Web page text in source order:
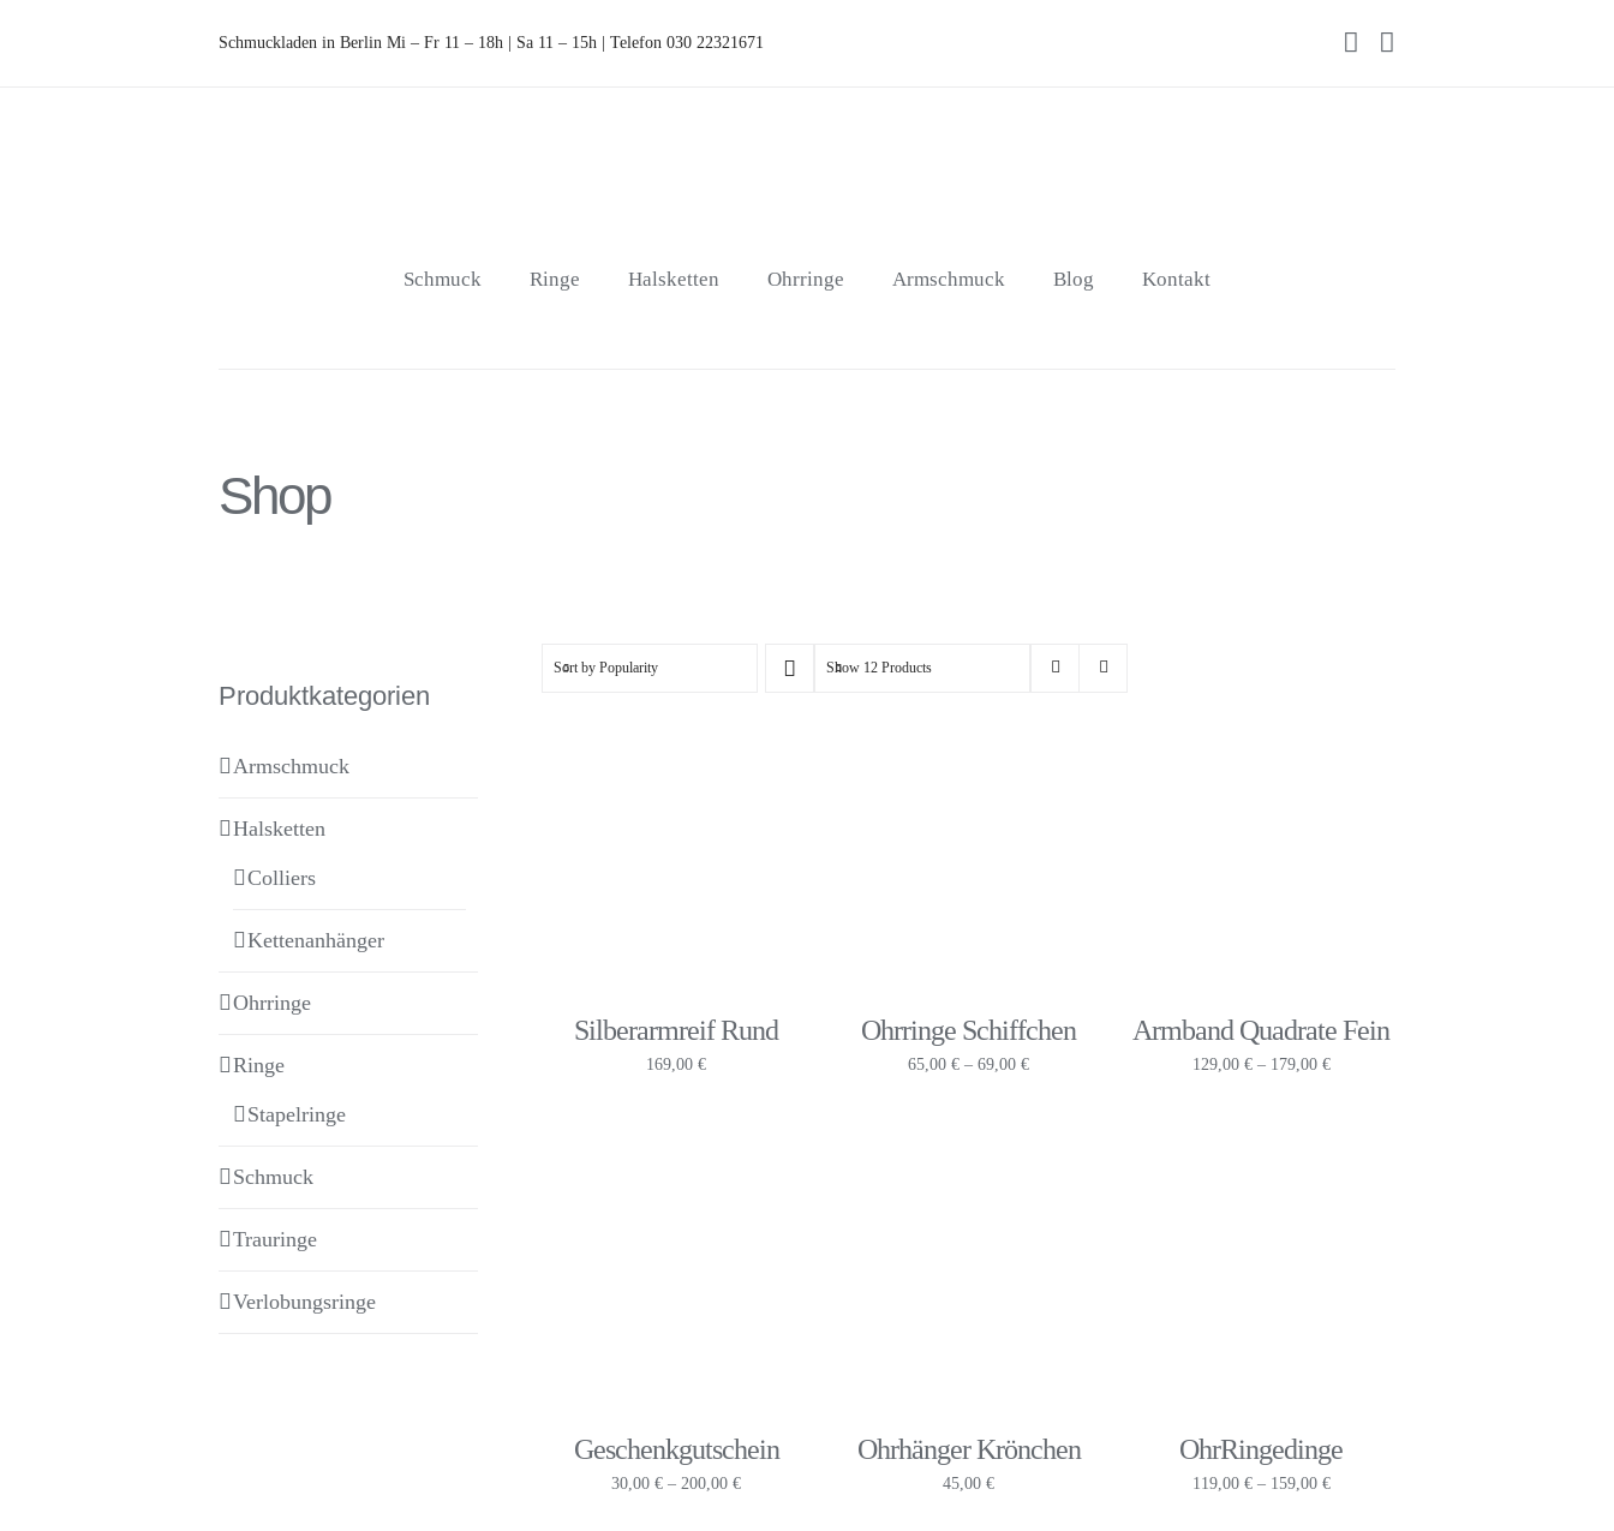
Schmuckladen in Berlin Mi – Fr 11 – 18h | Sa 11 – 15h | Telefon 030 22321671
Schmuck Ringe Halsketten Ohrringe Armschmuck Blog Kontakt
Shop
Produktkategorien
Armschmuck
Halsketten
Colliers
Kettenanhänger
Ohrringe
Ringe
Stapelringe
Schmuck
Trauringe
Verlobungsringe
Sort byPopularity Show 12 Products
Silberarmreif Rund
169,00€
Ohrringe Schiffchen
65,00€ –69,00€Preisspanne:
Armband Quadrate Fein
129,00 € – 179,00 €Preisspanne:
Geschenkgutschein
30,00€ – 200,00€Preisspanne:
Ohrhänger Krönchen
45,00€
OhrRingedinge
119,00 € – 159,00 €Preisspanne: